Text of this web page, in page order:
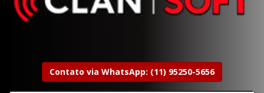
Contato via WhatsApp: (11) 95250-5656